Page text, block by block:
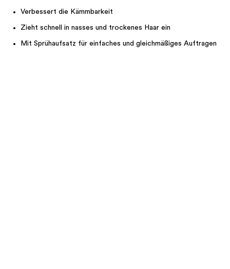
Verbessert die Kämmbarkeit
Zieht schnell in nasses und trockenes Haar ein
Mit Sprühaufsatz für einfaches und gleichmäßiges Auftragen